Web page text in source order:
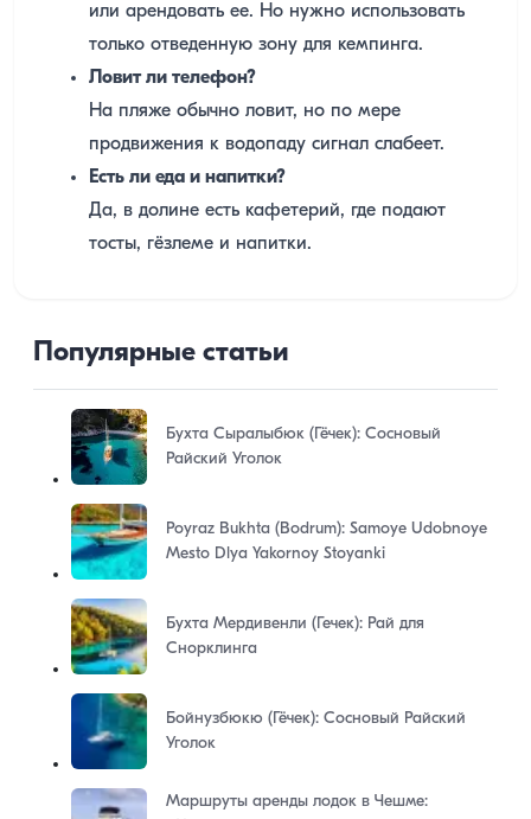
или арендовать ее. Но нужно использовать
только отведенную зону для кемпинга.
Ловит ли телефон?
На пляже обычно ловит, но по мере
продвижения к водопаду сигнал слабеет.
Есть ли еда и напитки?
Да, в долине есть кафетерий, где подают
тосты, гёзлеме и напитки.
Популярные статьи
Бухта Сыралыбюк (Гёчек): Сосновый
Райский Уголок
Poyraz Bukhta (Bodrum): Samoye Udobnoye
Mesto Dlya Yakornoy Stoyanki
Бухта Мердивенли (Гечек): Рай для
Снорклинга
Бойнузбюкю (Гёчек): Сосновый Райский
Уголок
Маршруты аренды лодок в Чешме: